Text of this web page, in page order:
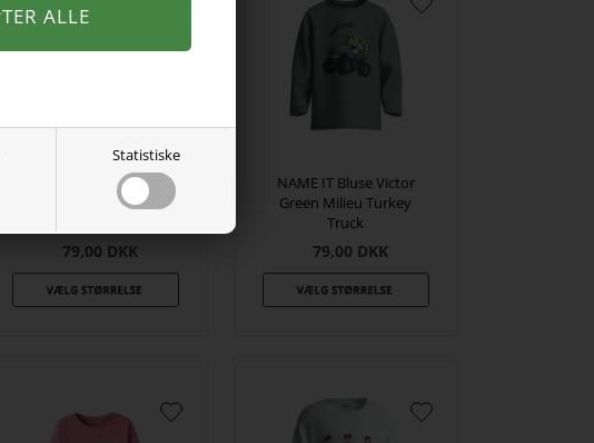
Statistiske
NAME IT Bluse Victor
79,00 DKK
NAME IT Bluse Victor
Green Milieu Turkey
Truck
79,00 DKK